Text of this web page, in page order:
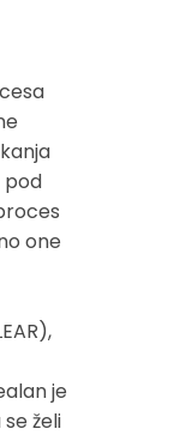
pod
one
je
želi